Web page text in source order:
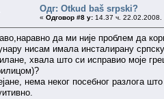
Одг: Otkud baš srpski?
« Одговор #8 у: 14.37 ч. 22.02.2008.
да ми није проблем да
нисам имала инсталирану
хвала што си исправио моје
нема неког посебног разлога